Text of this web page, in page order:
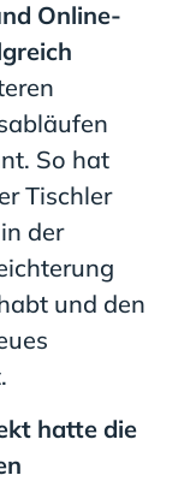
Online-
So hat
Tischler
der
und den
hatte die